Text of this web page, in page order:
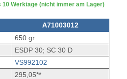
10 Werktage (nicht immer am Lager)
A71003012
650 gr
ESDP 30; SC 30 D
VS992102
295,05**